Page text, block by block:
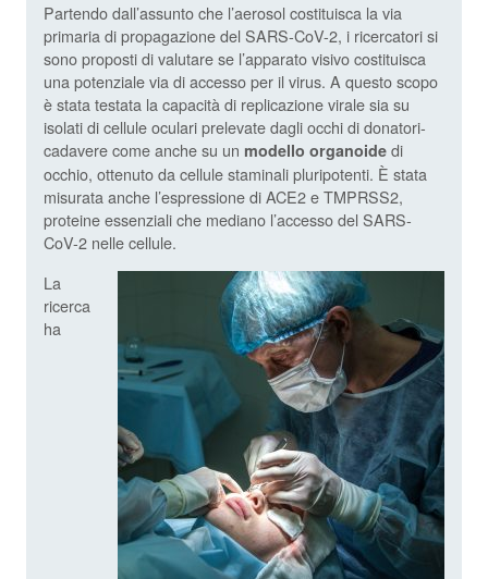
Partendo dall’assunto che l’aerosol costituisca la via
primaria di propagazione del SARS-CoV-2, i ricercatori si
sono proposti di valutare se l’apparato visivo costituisca
una potenziale via di accesso per il virus. A questo scopo
è stata testata la capacità di replicazione virale sia su
isolati di cellule oculari prelevate dagli occhi di donatori-
cadavere come anche su un modello organoide di
occhio, ottenuto da cellule staminali pluripotenti. È stata
misurata anche l’espressione di ACE2 e TMPRSS2,
proteine essenziali che mediano l’accesso del SARS-
CoV-2 nelle cellule.
La
ricerca
ha